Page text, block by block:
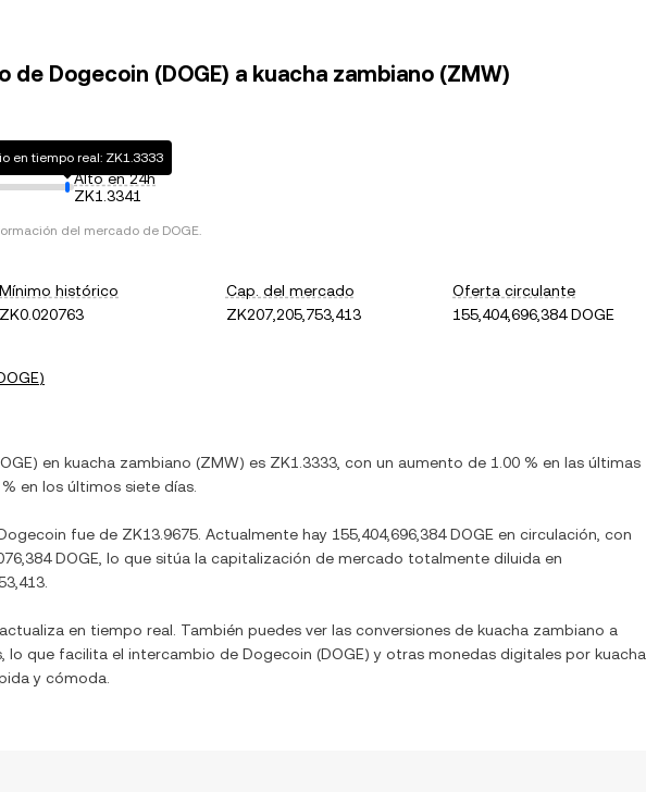
Dogecoin (DOGE) a kuacha zambiano (ZMW)
en tiempo real: ZK1.3333
Alto en 24h
ZK1.3341
del mercado de DOGE.
Mínimo histórico
ZK0.020763
Cap. del mercado
ZK207,205,753,413
Oferta circulante
155,404,696,384 DOGE
)
) en kuacha zambiano (ZMW) es ZK1.3333 , con un aumento de 1.00 % en las últimas
en los últimos siete días.
fue de ZK13.9675 . Actualmente hay 155,404,696,384 DOGE en circulación, con
DOGE , lo que sitúa la capitalización de mercado totalmente diluida en
en tiempo real. También puedes ver las conversiones de kuacha zambiano a
lo que facilita el intercambio de Dogecoin (DOGE) y otras monedas digitales por kuacha
y cómoda.